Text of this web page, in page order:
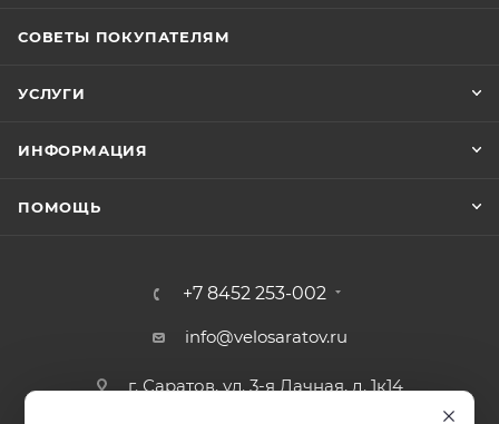
СОВЕТЫ ПОКУПАТЕЛЯМ
УСЛУГИ
ИНФОРМАЦИЯ
ПОМОЩЬ
+7 8452 253-002
info@velosaratov.ru
г. Саратов, ул. 3-я Дачная, д. 1к14